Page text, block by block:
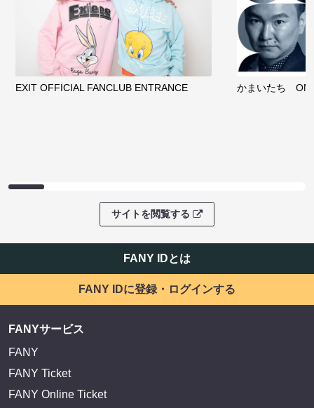
EXIT OFFICIAL FANCLUB ENTRANCE かまいたち
サイトを閲覧する
FANY IDとは
FANY IDに登録・ログインする
FANYサービス
FANY
FANY Ticket
FANY Online Ticket